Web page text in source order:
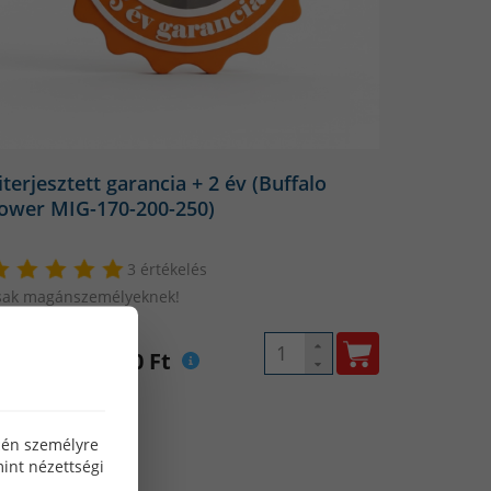
garancia + 2 év (Buffalo
MIG-170-200-250)
3 értékelés
magánszemélyeknek!
Lista ár: 17 990 Ft
személyre
nézettségi